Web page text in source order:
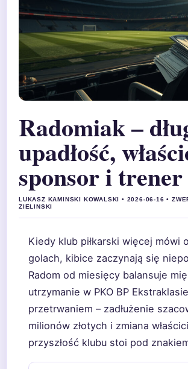
Radomiak –
upadłość,
sponsor i trener
LUKASZ KAMINSKI KOWALSKI • 2026-06-16 •
ZIELINSKI
Kiedy klub piłkarski więcej mówi
golach, kibice zaczynają się
Radom od miesięcy balansuje
utrzymanie w PKO BP
przetrwaniem – zadłużenie
milionów złotych i zmiana
przyszłość klubu stoi pod